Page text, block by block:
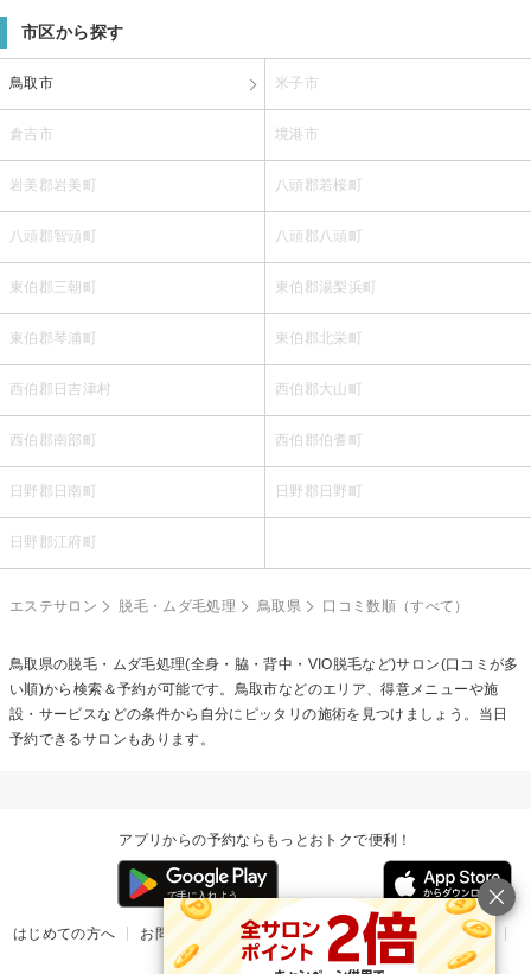
市区から探す
鳥取市 米子市
倉吉市 境港市
岩美郡岩美町 八頭郡若桜町
八頭郡智頭町 八頭郡八頭町
東伯郡三朝町 東伯郡湯梨浜町
東伯郡琴浦町 東伯郡北栄町
西伯郡日吉津村 西伯郡大山町
西伯郡南部町 西伯郡伯耆町
日野郡日南町 日野郡日野町
日野郡江府町
エステサロン 脱毛・ムダ毛処理 鳥取県 口コミ数順（すべて）
鳥取県の脱毛・ムダ毛処理(全身・脇・背中・VIO脱毛など)サロン(口コミが多
い順)から検索＆予約が可能です。鳥取市などのエリア、得意メニューや施
設・サービスなどの条件から自分にピッタリの施術を見つけましょう。当日
予約できるサロンもあります。
アプリからの予約ならもっとおトクで便利！
はじめての方へ お問い合わせ ヘルプ リリース情報
利用規約
掲載ご希望のサロン様